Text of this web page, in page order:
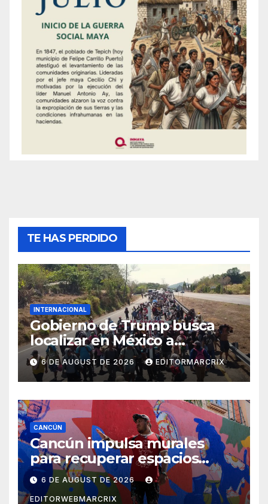
TE HAS PERDIDO
INTERNACIONAL
Gobierno de Trump busca
localizar en México a
migrantes con multas
pendientes para cobrar
deudas migratorias
6 DE AUGUST DE 2026 EDITORMARCRIX
CANCÚN
Cancún impulsa murales
para recuperar espacios
públicos con arte
comunitario
6 DE AUGUST DE 2026
EDITORWEBMARCRIX